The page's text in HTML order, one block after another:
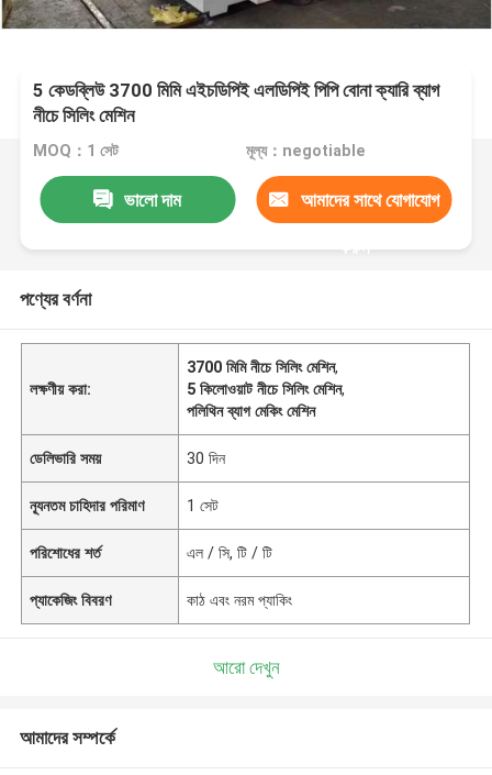
5 কেডব্লিউ 3700 মিমি এইচডিপিই এলডিপিই পিপি বোনা ক্যারি ব্যাগ
নীচে সিলিং মেশিন
MOQ：1 সেট মূল্য：negotiable
ভালো দাম আমাদের সাথে যোগাযোগ
করুন
পণ্যের বর্ণনা
লক্ষণীয় করা:
3700 মিমি নীচে সিলিং মেশিন,
5 কিলোওয়াট নীচে সিলিং মেশিন,
পলিথিন ব্যাগ মেকিং মেশিন
ডেলিভারি সময় 30 দিন
ন্যূনতম চাহিদার পরিমাণ 1 সেট
পরিশোধের শর্ত এল / সি, টি / টি
প্যাকেজিং বিবরণ কাঠ এবং নরম প্যাকিং
আরো দেখুন
আমাদের সম্পর্কে